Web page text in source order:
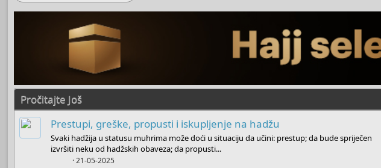
Pročitajte Još
Prestupi, greške, propusti i iskupljenje na hadžu
Svaki hadžija u statusu muhrima može doći u situaciju da učini: prestup; da bude spriječen
izvršiti neku od hadžskih obaveza; da propusti...
21-05-2025